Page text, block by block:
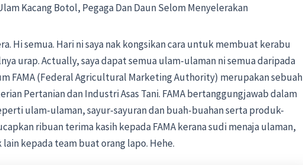
Kacang Botol, Pegaga Dan Daun Selom Menyelerakan
Hi semua. Hari ni saya nak kongsikan cara untuk membuat kerabu
urap. Actually, saya dapat semua ulam-ulaman ni semua daripada
FAMA (Federal Agricultural Marketing Authority) merupakan sebuah
Pertanian dan Industri Asas Tani. FAMA bertanggungjawab dalam
ulam-ulaman, sayur-sayuran dan buah-buahan serta produk-
ribuan terima kasih kepada FAMA kerana sudi menaja ulaman,
kepada team buat orang lapo. Hehe.